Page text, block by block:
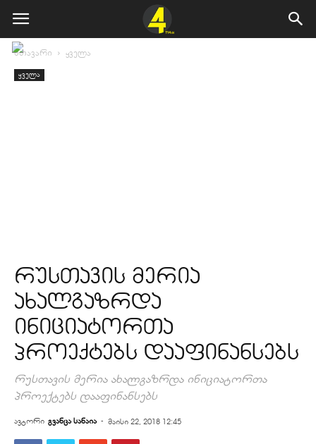
მთავარი ყველა
ყველა
რუსთავის მერია
ახალგაზრდა
ინიციატორთა
პროექტებს დააფინანსებს
რუსთავის მერია ახალგაზრდა ინიციატორთა
პროექტებს დააფინანსებს
ავტორი გვანცა სანაია - მაისი 22, 2018 12:45